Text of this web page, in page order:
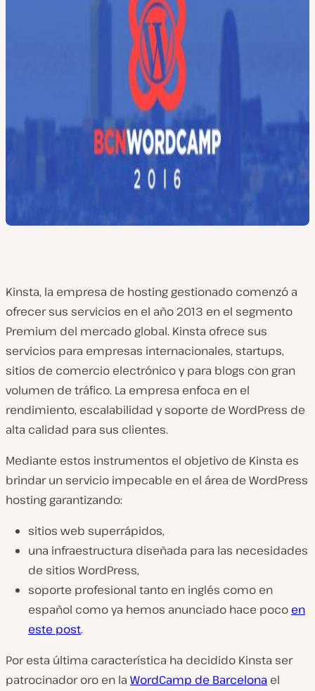
Kinsta, la empresa de hosting gestionado comenzó a
ofrecer sus servicios en el año 2013 en el segmento
Premium del mercado global. Kinsta ofrece sus
servicios para empresas internacionales, startups,
sitios de comercio electrónico y para blogs con gran
volumen de tráfico. La empresa enfoca en el
rendimiento, escalabilidad y soporte de WordPress de
alta calidad para sus clientes.
Mediante estos instrumentos el objetivo de Kinsta es
brindar un servicio impecable en el área de WordPress
hosting garantizando:
sitios web superrápidos,
una infraestructura diseñada para las necesidades
de sitios WordPress,
soporte profesional tanto en inglés como en
español como ya hemos anunciado hace poco en
este post.
Por esta última característica ha decidido Kinsta ser
patrocinador oro en la WordCamp de Barcelona el